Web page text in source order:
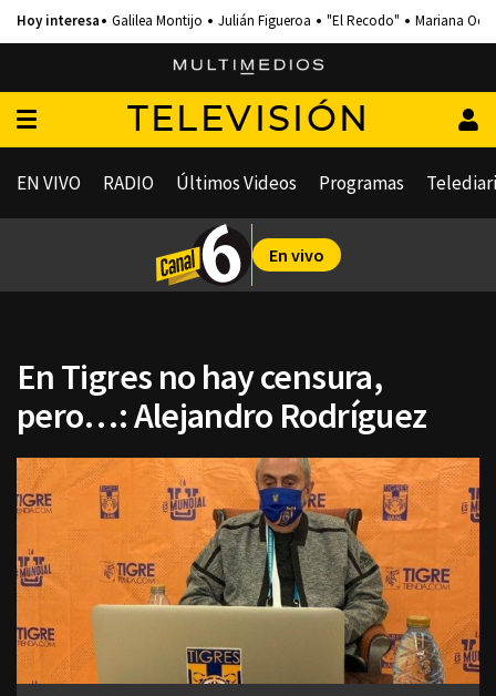
Galilea Montijo Julián Figueroa "El Recodo" Mariana
TELEVISIÓN
EN VIVO RADIO Últimos Videos Programas
En vivo
En Tigres no hay censura,
pero…: Alejandro Rodríguez